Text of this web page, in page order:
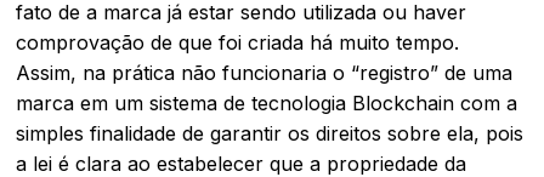
fato de a marca já estar sendo utilizada ou haver
comprovação de que foi criada há muito tempo.
Assim, na prática não funcionaria o “registro” de uma
marca em um sistema de tecnologia Blockchain com a
simples finalidade de garantir os direitos sobre ela, pois
a lei é clara ao estabelecer que a propriedade da